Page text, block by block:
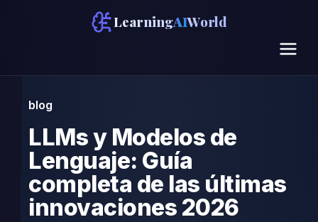
LearningAIWorld
blog
LLMs y Modelos de
Lenguaje: Guía
completa de las últimas
innovaciones 2026